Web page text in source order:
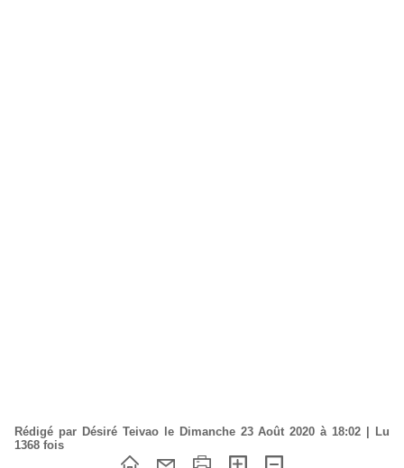
Rédigé par Désiré Teivao le Dimanche 23 Août 2020 à 18:02 | Lu
1368 fois